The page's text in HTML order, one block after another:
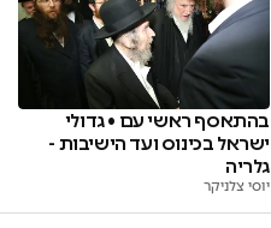
בהתאסף ראשי עם • גדולי
ישראל בכינוס ועד הישיבות -
גלריה
יוסי צלניקר